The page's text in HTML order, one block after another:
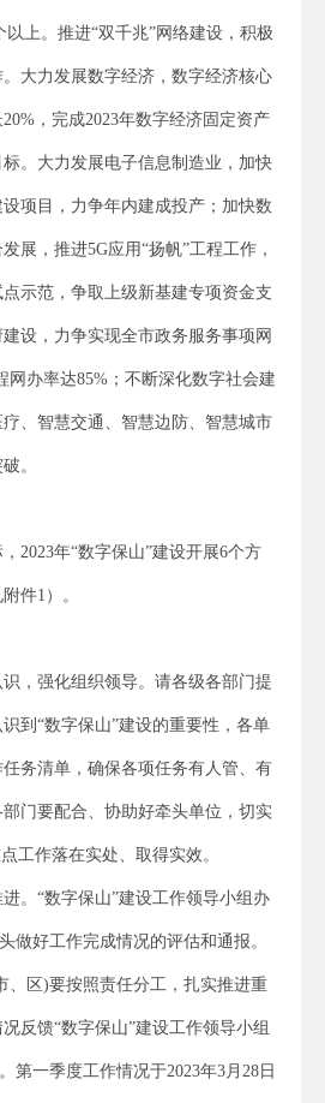
以上。推进“双千兆”网络建设，积极
大力发展数字经济，数字经济核心
，完成2023年数字经济固定资产
。大力发展电子信息制造业，加快
项目，力争年内建成投产；加快数
展，推进5G应用“扬帆”工程工作，
示范，争取上级新基建专项资金支
设，力争实现全市政务服务事项网
网办率达85%；不断深化数字社会建
、智慧交通、智慧边防、智慧城市
。
2023年“数字保山”建设开展6个方
件1）。
识，强化组织领导。请各级各部门提
到“数字保山”建设的重要性，各单
务清单，确保各项任务有人管、有
门要配合、协助好牵头单位，切实
工作落在实处、取得实效。
进。“数字保山”建设工作领导小组办
做好工作完成情况的评估和通报。
、区)要按照责任分工，扎实推进重
反馈“数字保山”建设工作领导小组
第一季度工作情况于2023年3月28日